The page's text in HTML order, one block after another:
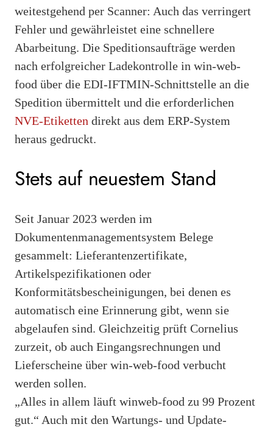
weitestgehend per Scanner: Auch das verringert
Fehler und gewährleistet eine schnellere
Abarbeitung. Die Speditionsaufträge werden
nach erfolgreicher Ladekontrolle in win-web-
food über die EDI-IFTMIN-Schnittstelle an die
Spedition übermittelt und die erforderlichen
NVE-Etiketten direkt aus dem ERP-System
heraus gedruckt.
Stets auf neuestem Stand
Seit Januar 2023 werden im
Dokumentenmanagementsystem Belege
gesammelt: Lieferantenzertifikate,
Artikelspezifikationen oder
Konformitätsbescheinigungen, bei denen es
automatisch eine Erinnerung gibt, wenn sie
abgelaufen sind. Gleichzeitig prüft Cornelius
zurzeit, ob auch Eingangsrechnungen und
Lieferscheine über win-web-food verbucht
werden sollen.
„Alles in allem läuft winweb-food zu 99 Prozent
gut.“ Auch mit den Wartungs- und Update-